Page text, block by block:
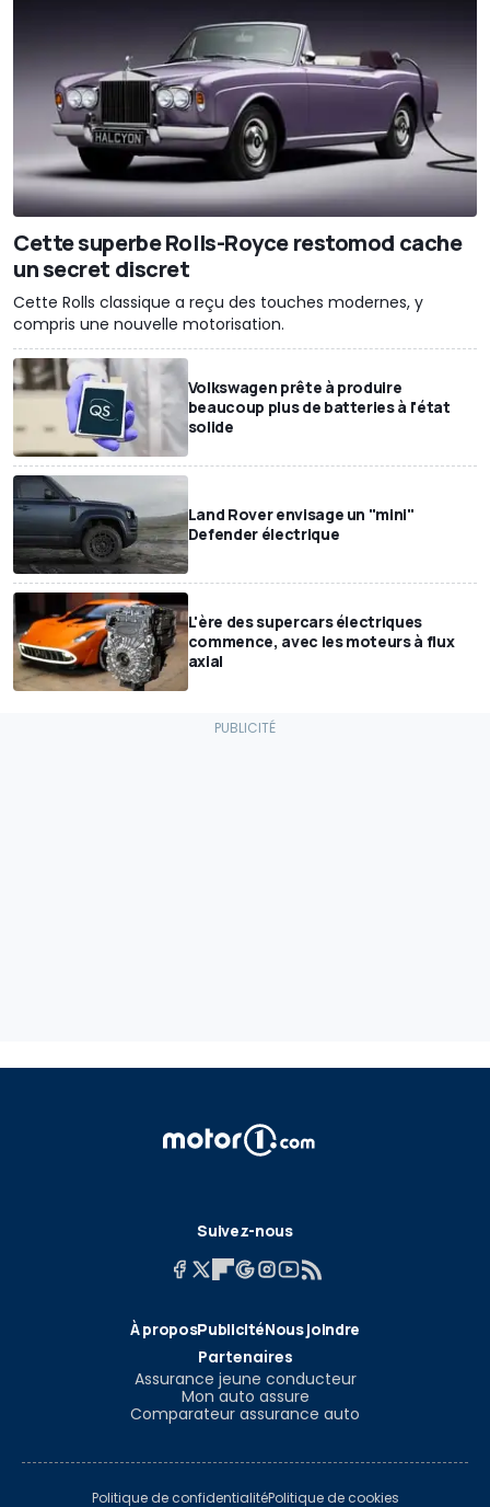
Cette superbe Rolls-Royce restomod cache
un secret discret
Cette Rolls classique a reçu des touches modernes, y
compris une nouvelle motorisation.
Volkswagen prête à produire
beaucoup plus de batteries à l'état
solide
Land Rover envisage un "mini"
Defender électrique
L'ère des supercars électriques
commence, avec les moteurs à flux
axial
Suivez-nous
À proposPublicitéNous joindre
Partenaires
Assurance jeune conducteur
Mon auto assure
Comparateur assurance auto
Politique de confidentialitéPolitique de cookies